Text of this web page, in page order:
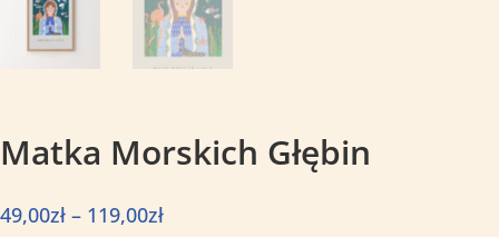
Matka Morskich Głębin
49,00zł – 119,00złZakres